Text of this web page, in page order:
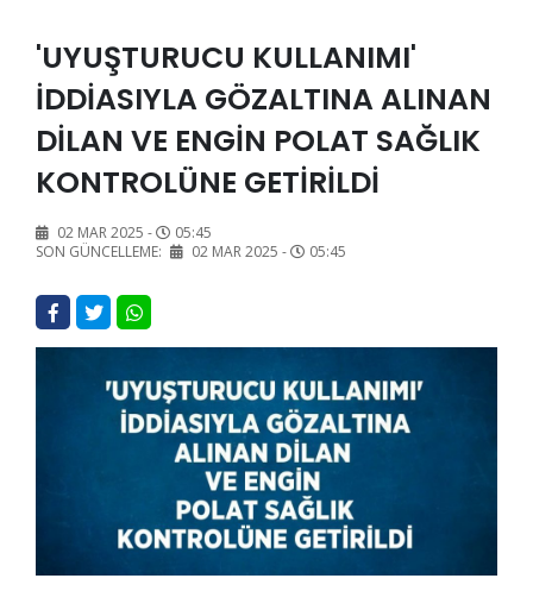
'UYUŞTURUCU KULLANIMI'
İDDİASIYLA GÖZALTINA ALINAN
DİLAN VE ENGİN POLAT SAĞLIK
KONTROLÜNE GETİRİLDİ
02 MAR 2025 -
05:45
SON GÜNCELLEME:
02 MAR 2025 - 05:45